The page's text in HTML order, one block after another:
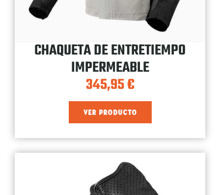
CHAQUETA DE ENTRETIEMPO
IMPERMEABLE
345,95€
VER PRODUCTO